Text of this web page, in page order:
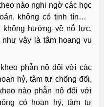
nào nghi ngờ các học
không có tịnh tín…
hướng về nỗ lực,
vậy là tâm hoang vu
phẫn nộ đối với các
hỷ, tâm tư chống đối,
nào phẫn nộ đối với
có hoan hỷ, tâm tư